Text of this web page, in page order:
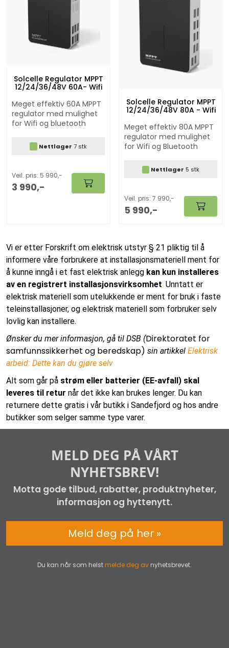
Solcelle Regulator MPPT
12/24/36/48V 60A- Wifi
Meget effektiv 60A MPPT
regulator med mulighet
for Wifi og bluetooth
Nettlager 7 stk
Veil. pris: 5 990,-
3 990,-
Solcelle Regulator MPPT
12/24/36/48V 80A - Wifi
Meget effektiv 80A MPPT
regulator med mulighet
for Wifi og Bluetooth
Nettlager 5 stk
Veil. pris: 7 990,-
5 990,-
Vi er etter Forskrift om elektrisk utstyr § 21 pliktig til å
informere våre forbrukere at installasjonsmateriell ment for
å kunne inngå i et fast elektrisk anlegg kan kun installeres
av en registrert installasjonsvirksomhet. Unntatt er
elektrisk materiell som utelukkende er ment for bruk i faste
teleinstallasjoner, og elektrisk materiell som forbruker selv
lovlig kan installere.
Ønsker du mer informasjon, gå til DSB (Direktoratet for
samfunnssikkerhet og beredskap) sin artikkel Elektrisk
arbeid: Dette kan du gjøre selv
Alt som går på strøm eller batterier (EE-avfall) skal
leveres til retur når det ikke kan brukes lenger. Du kan
returnere dette gratis i vår butikk i Sandefjord og hos andre
butikker som selger samme type varer.
MELD DEG PÅ VÅRT
NYHETSBREV!
Motta gode tilbud, rabatter, produktnyheter,
informasjon og hyttenytt.
Du kan når som helst melde deg av nyhetsbrevet.
Meld deg på her »